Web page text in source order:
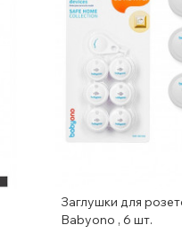
Заглушки для
Babyono , 6 шт.